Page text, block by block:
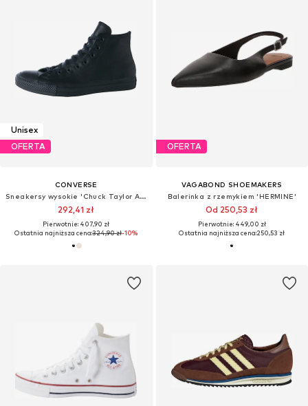
Unisex
OFERTA
CONVERSE
Sneakersy wysokie 'Chuck Taylor All Star Leather'
292,41 zł
Pierwotnie: 407,90 zł
Ostatnia najniższa cena:324,90 zł-10%
OFERTA
VAGABOND SHOEMAKERS
Balerinka z rzemykiem 'HERMINE'
Od 250,53 zł
Pierwotnie: 449,00 zł
Ostatnia najniższa cena:250,53 zł